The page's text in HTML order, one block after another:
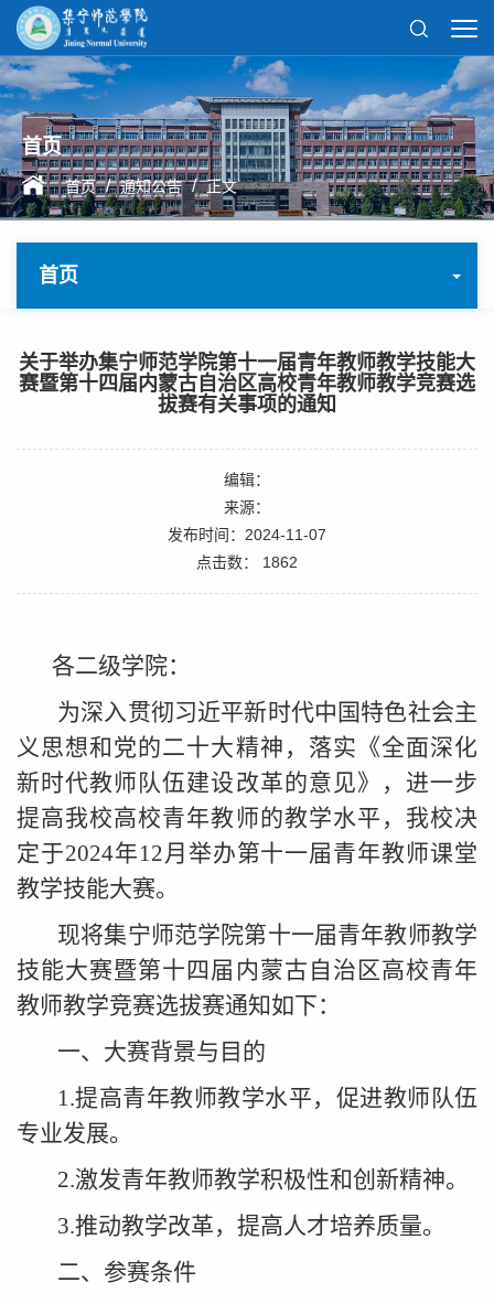
首页
首页 / 通知公告 / 正文
首页
关于举办集宁师范学院第十一届青年教师教学技能大
赛暨第十四届内蒙古自治区高校青年教师教学竞赛选
拔赛有关事项的通知
编辑：
来源：
发布时间：2024-11-07
点击数： 1862
各二级学院：
为深入贯彻习近平新时代中国特色社会主
义思想和党的二十大精神，落实《全面深化
新时代教师队伍建设改革的意见》，进一步
提高我校高校青年教师的教学水平，我校决
定于2024年12月举办第十一届青年教师课堂
教学技能大赛。
现将集宁师范学院第十一届青年教师教学
技能大赛暨第十四届内蒙古自治区高校青年
教师教学竞赛选拔赛通知如下：
一、大赛背景与目的
1.提高青年教师教学水平，促进教师队伍
专业发展。
2.激发青年教师教学积极性和创新精神。
3.推动教学改革，提高人才培养质量。
二、参赛条件